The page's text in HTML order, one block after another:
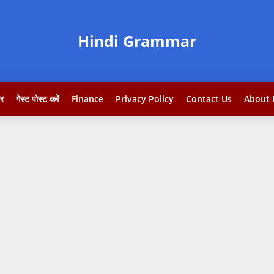
Hindi Grammar
गेस्ट पोस्ट करें Finance Privacy Policy Contact Us About